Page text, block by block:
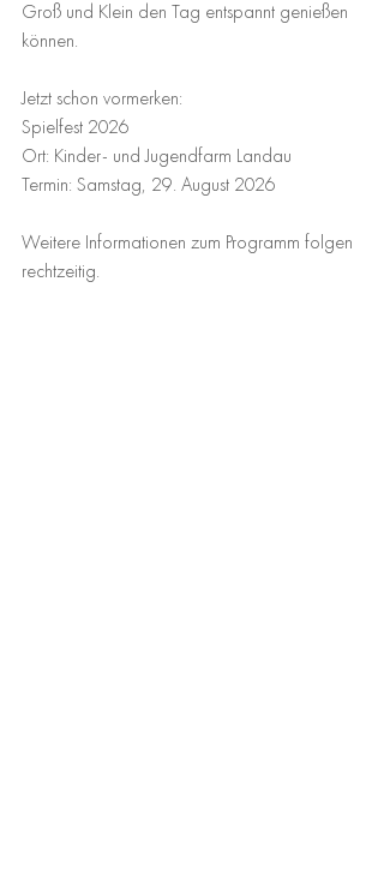
Groß und Klein den Tag entspannt genießen
können.
Jetzt schon vormerken:
Spielfest 2026
Ort: Kinder- und Jugendfarm Landau
Termin: Samstag, 29. August 2026
Weitere Informationen zum Programm folgen
rechtzeitig.